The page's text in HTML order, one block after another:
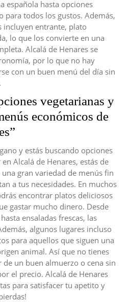
española hasta opciones
para todos los gustos. Además,
incluyen entrante, plato
lo que los convierte en una
Alcalá de Henares se
por lo que no hay
con un buen menú del día sin
vegetarianas y
económicos de
y estás buscando opciones
Alcalá de Henares, estás de
gran variedad de menús fin
a tus necesidades. En muchos
encontrar platos deliciosos
gastar mucho dinero. Desde
ensaladas frescas, las
algunos lugares incluso
para aquellos que siguen una
animal. Así que no tienes
un buen almuerzo o cena sin
el precio. Alcalá de Henares
para satisfacer tu apetito y